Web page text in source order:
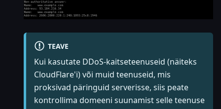
TEAVE
Kui kasutate DDoS-kaitseteenuseid (näiteks
CloudFlare'i) või muid teenuseid, mis
proksivad päringuid serverisse, siis peate
kontrollima domeeni suunamist selle teenuse